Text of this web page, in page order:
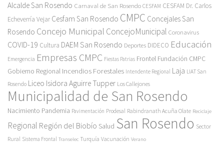
Alcalde San Rosendo Carnaval de San Rosendo CESFAM CESFAM Dr. Carlos
Echeverría Vejar Cesfam San Rosendo CMPC Concejales San
Rosendo Concejo Municipal ConcejoMunicipal Coronavirus
COVID-19 Cultura DAEM San Rosendo Deportes DIDECO Educación
Emergencia Empresas CMPC Fiestas Patrias Frontel Fundación CMPC
Gobierno Regional Incendios Forestales Intendente Regional Laja LIAT San
Rosendo Liceo Isidora Aguirre Tupper Los Callejones
Municipalidad de San Rosendo
Nacimiento Pandemia Pavimentación Prodesal Rabindranath Acuña Olate Reciclaje
Regional Región del Biobío Salud San Rosendo Sector
Rural Sistema Frontal Transelec Turquía Vacunación Verano